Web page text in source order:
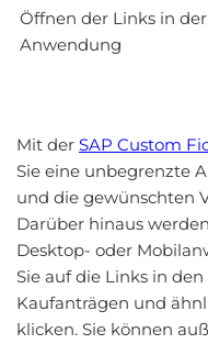
Öffnen der Links in
Anwendung
Mit der SAP Custom
Sie eine unbegrenzte
und die gewünschten
Darüber hinaus
Desktop- oder
Sie auf die Links in
Kaufanträgen und
klicken. Sie können